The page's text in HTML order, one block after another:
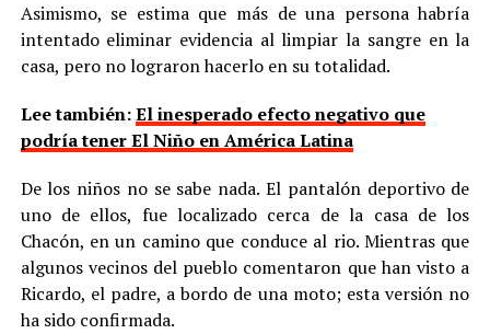
Asimismo, se estima que más de una persona habría
intentado eliminar evidencia al limpiar la sangre en la
casa, pero no lograron hacerlo en su totalidad.
Lee también:El inesperado efecto negativo que
podría tener El Niño en América Latina
De los niños no se sabe nada. El pantalón deportivo de
uno de ellos, fue localizado cerca de la casa de los
Chacón, en un camino que conduce al rio. Mientras que
algunos vecinos del pueblo comentaron que han visto a
Ricardo, el padre, a bordo de una moto; esta versión no
ha sido confirmada.